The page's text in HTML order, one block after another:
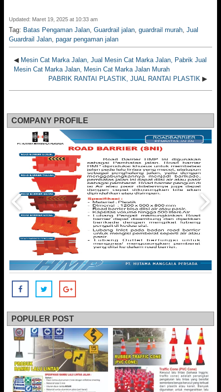
Updated: Maret 19, 2025 at 10:33 am
Tag: Batas Pengaman Jalan, Guardrail jalan, guardrail murah, Jual
Guardrail Jalan, pagar pengaman jalan
◀ Mesin Cat Marka Jalan, Jual Mesin Cat Marka Jalan, Pabrik Jual
Mesin Cat Marka Jalan, Mesin Cat Marka Jalan Murah
PABRIK RANTAI PLASTIK, JUAL RANTAI PLASTIK ▶
COMPANY PROFILE
POPULER POST